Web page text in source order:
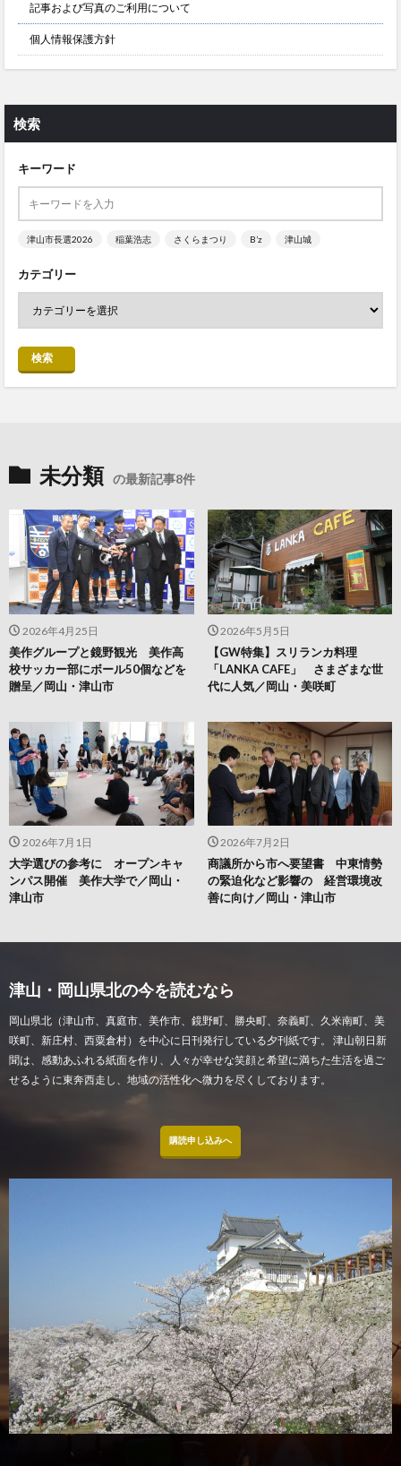
記事および写真のご利用について
個人情報保護方針
検索
キーワード
津山市長選2026 稲葉浩志 さくらまつり B’z 津山城
カテゴリー
検索
未分類 の最新記事8件
2026年7月2日
商議所から市へ要望書 中東情勢
の緊迫化など影響の 経営環境改
善に向け／岡山・津山市
2026年7月1日
大学選びの参考に オープンキャ
ンパス開催 美作大学で／岡山・
津山市
2026年5月5日
【GW特集】スリランカ料理
「LANKA CAFE」 さまざまな世
代に人気／岡山・美咲町
2026年4月25日
美作グループと鏡野観光 美作高
校サッカー部にボール50個などを
贈呈／岡山・津山市
津山・岡山県北の今を読むなら
岡山県北（津山市、真庭市、美作市、鏡野町、勝央町、奈義町、久米南町、美
咲町、新庄村、西粟倉村）を中心に日刊発行している夕刊紙です。 津山朝日新
聞は、感動あふれる紙面を作り、人々が幸せな笑顔と希望に満ちた生活を過ご
せるように東奔西走し、地域の活性化へ微力を尽くしております。
購読申し込みへ